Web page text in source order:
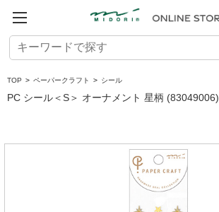
TOP > ペーパークラフト > シール
PC シール＜S＞ オーナメント 星柄 (83049006)